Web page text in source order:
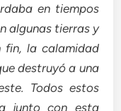
en tiempos
algunas tierras y
fin, la calamidad
destruyó a una
Todos estos
junto con esta